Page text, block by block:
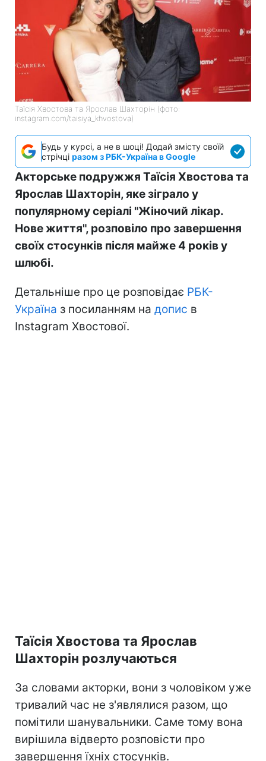
Таїсія Хвостова та Ярослав Шахторін (фото:
instagram.com/taisiya_khvostova)
Будь у курсі, а не в шоці! Додай змісту своїй
стрічці разом з РБК-Україна в Google
Акторське подружжя Таїсія Хвостова та
Ярослав Шахторін, яке зіграло у
популярному серіалі "Жіночий лікар.
Нове життя", розповіло про завершення
своїх стосунків після майже 4 років у
шлюбі.
Детальніше про це розповідає РБК-
Україна з посиланням на допис в
Instagram Хвостової.
Таїсія Хвостова та Ярослав
Шахторін розлучаються
За словами акторки, вони з чоловіком уже
тривалий час не з'являлися разом, що
помітили шанувальники. Саме тому вона
вирішила відверто розповісти про
завершення їхніх стосунків.